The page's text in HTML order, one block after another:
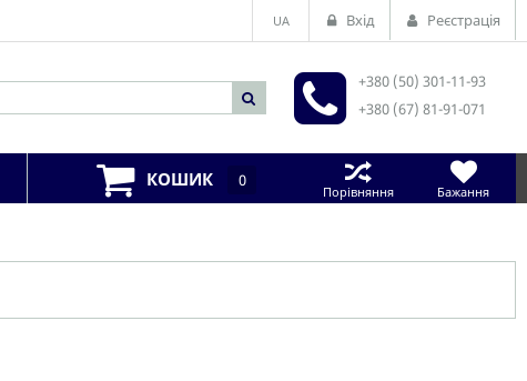
UA Вхід Реєстрація
+380 (50) 301-11-93
+380 (67) 81-91-071
КОШИК 0
Порівняння Бажання